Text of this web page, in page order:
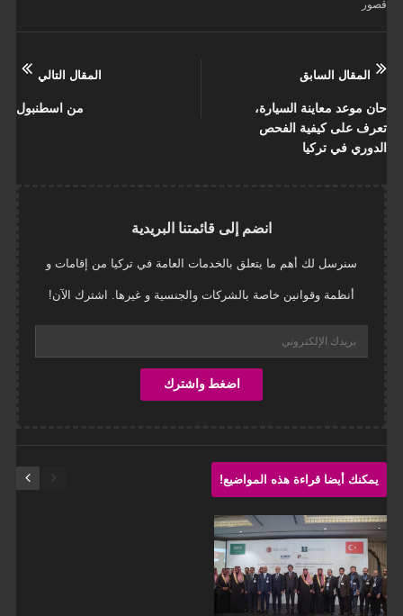
قصور
المقال السابق
حان موعد معاينة السيارة،
تعرف على كيفية الفحص
الدوري في تركيا
المقال التالي
من اسطنبول
انضم إلى قائمتنا البريدية
سنرسل لك أهم ما يتعلق بالخدمات العامة في تركيا من إقامات و
أنظمة وقوانين خاصة بالشركات والجنسية و غيرها. اشترك الآن!
يمكنك أيضا قراءة هذه المواضيع!